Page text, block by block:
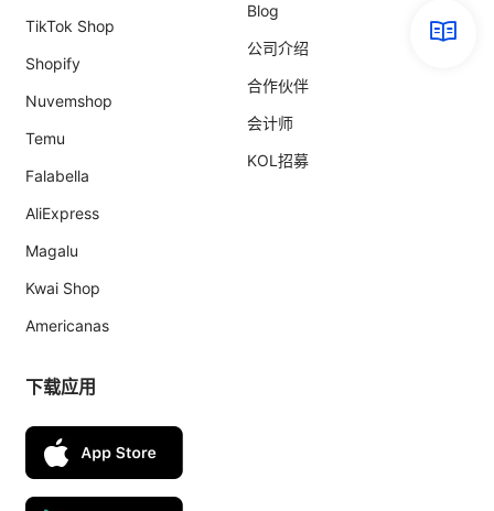
TikTok Shop
Shopify
Nuvemshop
Temu
Falabella
AliExpress
Magalu
Kwai Shop
Americanas
Blog
公司介绍
合作伙伴
会计师
KOL招募
下载应用